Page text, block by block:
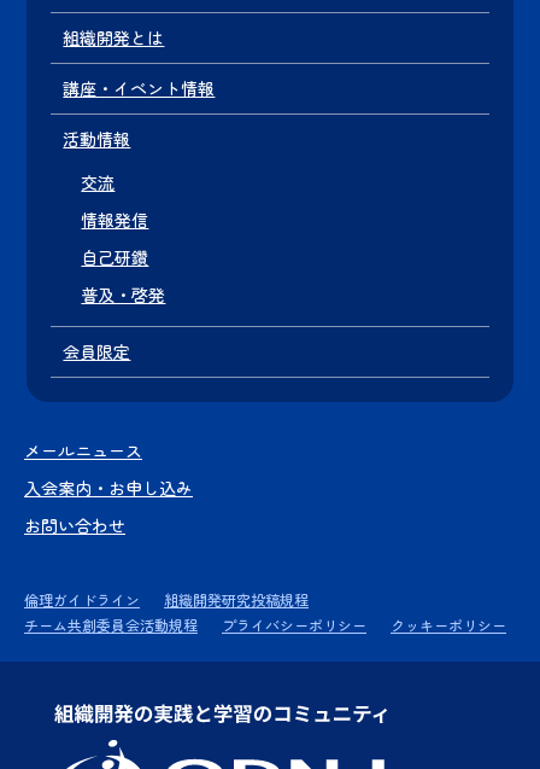
組織開発とは
講座・イベント情報
活動情報
交流
情報発信
自己研鑽
普及・啓発
会員限定
メールニュース
入会案内・お申し込み
お問い合わせ
倫理ガイドライン
組織開発研究投稿規程
チーム共創委員会活動規程
プライバシーポリシー クッキーポリシー